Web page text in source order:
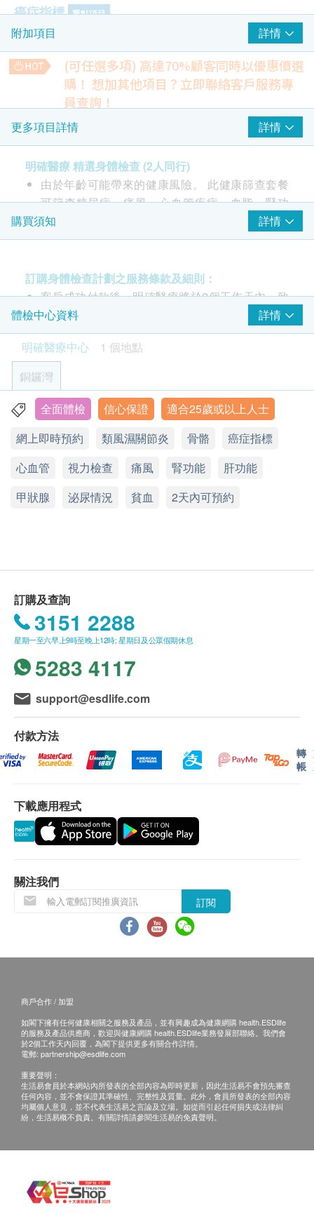
癌症指標 重點項目
癌抗原 125 (卵巢) - 只限女士
癌抗原 (前列腺癌) - 只限男士
甲種胚胎蛋白 (肝臟)
癌胚抗原（結腸）
心臟檢查 重點項目
靜態心電圖
血脂 重點項目
總膽固醇
高密度膽固醇
低密度膽固醇
三酸甘油脂
糖尿 重點項目
空腹血糖
糖化血色素
2 基本項目
體質指標
身高
脈搏率
血壓
肝功能
白蛋白
谷草轉氨酵素
總蛋白質
丙種谷氨基轉移酵素
腎功能
鉀
鈉
血液檢查
紅血球平均血紅素濃度
紅血球計數
紅血球分佈寛度
白血球
紅血球壓積率
血紅素
平均紅血球血紅素
泌尿情況
附加項目 詳情
(可任選多項) 高達70%顧客同時以優惠價選
購！ 想加其他項目？立即聯絡客戶服務專
員查詢！
肺部X光
檢測不正常的陰影，如肺結核、肺炎或腫瘤等
HK$280.0 HK$330
運動心電圖
評估心臟在運動時的反應及檢測在靜止狀態下無法察覺的心臟
問題
檢查乳房是否有異象，如腫瘤、水瘤或纖維瘤
27% off
HK$1,600.0 HK$2,200
幽門螺旋菌吹氣測試
可探測胃癌風險，幽門螺旋菌可引致多種胃病，如胃痛、胃
氣、胃炎、胃酸倒流
7% off
1,380.0
可檢查子宮頸癌前期病變 (只限有性經驗女性)
HK$1,250.0
上腹部超聲波 ( 肝、膽、膽管、脾臟、胰臟、腎臟)
透過超聲波檢查肝、膽、膽管、胰、脾及腎臟有否異常
20% off
HK$1,900.0 HK$2,380
29% off
HK$500.0 HK$700
更多項目詳情 詳情
明確醫療 精選身體檢查 (2人同行)
由於年齡可能帶來的健康風險。 此健康篩查套餐
可篩查糖尿病、痛風、心血管疾病、血脂、腎功
能、肝功能、甲狀腺功能、貧血 和癌症標誌物
（如肝癌、結腸癌）的風險因素 ，乳房和卵巢
由醫生進行健康諮詢、體格檢查及解釋醫療報告
購買須知 詳情
訂購身體檢查計劃之服務條款及細則：
客戶成功付款後，明確醫療將於2個工作天內，致
電客戶預約時或客戶亦可透過電話預約 (Tel: 2155
1951 / 2155 2228)。
客戶須於預約當天出示身份證及列印訂購確認信確
認身份。
驗身過程由醫生及醫護人員主理。
本體格檢查計劃有效期為6個月，客戶必須於6個月
內(由確認付款日期起計)接受檢查，逾期作廢。
體格檢查後，一般情況下報告需時大概7-10個工作
天，工作天不包括星期六、日及公眾假期。
付款一經確認，不可更改或取消，不可轉讓及退
款。
客戶須於預約當天出示身份證及列印訂購確認信確
認身份。
疫苗注射服務計劃有效期為6個月，客戶必須於6個
月內 (由確認付款日期起計) 接受有關服務，客戶需
提前1個月預約相關服務，逾期作廢。(請注意：加
衛苗 9合1 子宮頸癌HPV疫苗 及 流感疫苗 2021/22
之有效期為 1個月，客戶必須於1個月內（由確認
付款日期起計）接種第一針，逾期作廢。）
疫苗注射服務必須經醫生評估是否適合進行疫苗注
射， 並由註冊醫護人員負責注射程序。如醫生認
$300，餘下差額將會退回。如有爭議，健康網購
health.ESDlife及明確醫療中心將保留最後決定
權。
所以疫苗計劃不設退款。
所有健康檢查/服務並非作為醫務診斷或治療用
health.ESDlife】並沒有經營或提供本服務/產品。
有關此服務/產品的錯漏或延誤，或因使用此服務/
產品而引致的損失、損害、受傷或法律訴訟，健康
網購health.ESDlife概不負責。一切有關的索償或
查詢，須向提供服務之體檢中心或商戶提出。
體檢中心資料
詳情
明確醫療中心
1 個地點
銅鑼灣
香港銅鑼灣軒尼詩道555號東角中心19樓2A室
顯示地圖
星期一至五：9:00a.m. - 1:00p.m.; 2:00p.m.- 6:00p.m.
星期日及公眾假期：休息
全面體檢 信心保證
適合25歲或以上人士
網上即時預約
類風濕關節炎 骨骼
癌症指標
心血管
視力檢查 痛風 腎功能
肝功能
甲狀腺
泌尿情況 貧血 2天內可預約
訂購及查詢
3151 2288
星期一至六早上9時至晚上12時; 星期日及公眾假期休息
5283 4117
support@esdlife.com
付款方法
轉
帳
下載應用程式
關注我們
訂閱
商戶合作 / 加盟
如閣下擁有任何健康相關之服務及產品，並有興趣成為健康網購 health.ESDlife
的服務及產品供應商，歡迎與健康網購 health.ESDlife業務發展部聯絡。我們會
於2個工作天內回覆，為閣下提供更多有關合作詳情。
電郵: partnership@esdlife.com
重要聲明：
生活易會員於本網站內所發表的全部內容為即時更新，因此生活易不會預先審查
任何內容，並不會保證其準確性、完整性及質量。此外，會員所發表的全部內容
均屬個人意見，並不代表生活易之言論及立場。如從而引起任何損失或法律糾
紛，生活易概不負責。有關詳情請參閱生活易的免責聲明。